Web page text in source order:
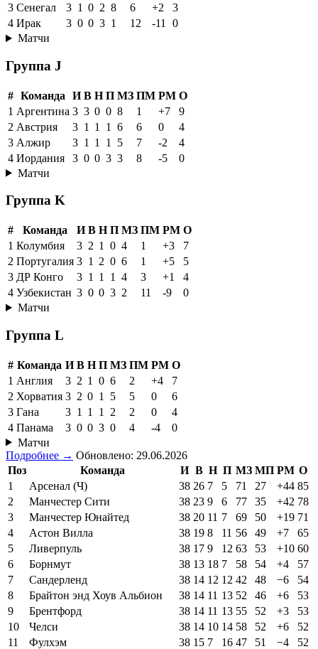
3 Сенегал 3 1 0 2 8 6 +2
3
4 Ирак 3 0 0 3 1 12 -11
0
Матчи
Группа J
# Команда И В Н П МЗ ПМ РМ О
1 Аргентина 3 3 0 0 8 1 +7
9
2 Австрия 3 1 1 1 6 6 0
4
3 Алжир 3 1 1 1 5 7 -2
4
4 Иордания 3 0 0 3 3 8 -5
0
Матчи
Группа K
# Команда И В Н П МЗ ПМ РМ О
1 Колумбия 3 2 1 0 4 1 +3
7
2 Португалия 3 1 2 0 6 1 +5
5
3 ДР Конго 3 1 1 1 4 3 +1
4
4 Узбекистан 3 0 0 3 2 11 -9
0
Матчи
Группа L
# Команда И В Н П МЗ ПМ РМ О
1 Англия 3 2 1 0 6 2 +4
7
2 Хорватия 3 2 0 1 5 5 0
6
3 Гана 3 1 1 1 2 2 0
4
4 Панама 3 0 0 3 0 4 -4
0
Матчи
Подробнее → Обновлено: 29.06.2026
Поз
Команда И В Н П МЗ МП РМ О
1
Арсенал (Ч) 38 26 7 5 71 27 +44 85
2
Манчестер Сити 38 23 9 6 77 35 +42 78
3
Манчестер Юнайтед 38 20 11 7 69 50 +19 71
4
Астон Вилла 38 19 8 11 56 49 +7
65
5
Ливерпуль 38 17 9 12 63 53 +10 60
6
Борнмут 38 13 18 7 58 54 +4
57
7
Сандерленд 38 14 12 12 42 48 −6
54
8
Брайтон энд Хоув Альбион 38 14 11 13 52 46 +6
53
9
Брентфорд 38 14 11 13 55 52 +3
53
10
Челси 38 14 10 14 58 52 +6
52
11
Фулхэм 38 15 7 16 47 51 −4
52